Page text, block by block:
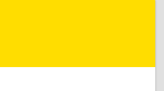
Респ, Альметьевск г, Мира